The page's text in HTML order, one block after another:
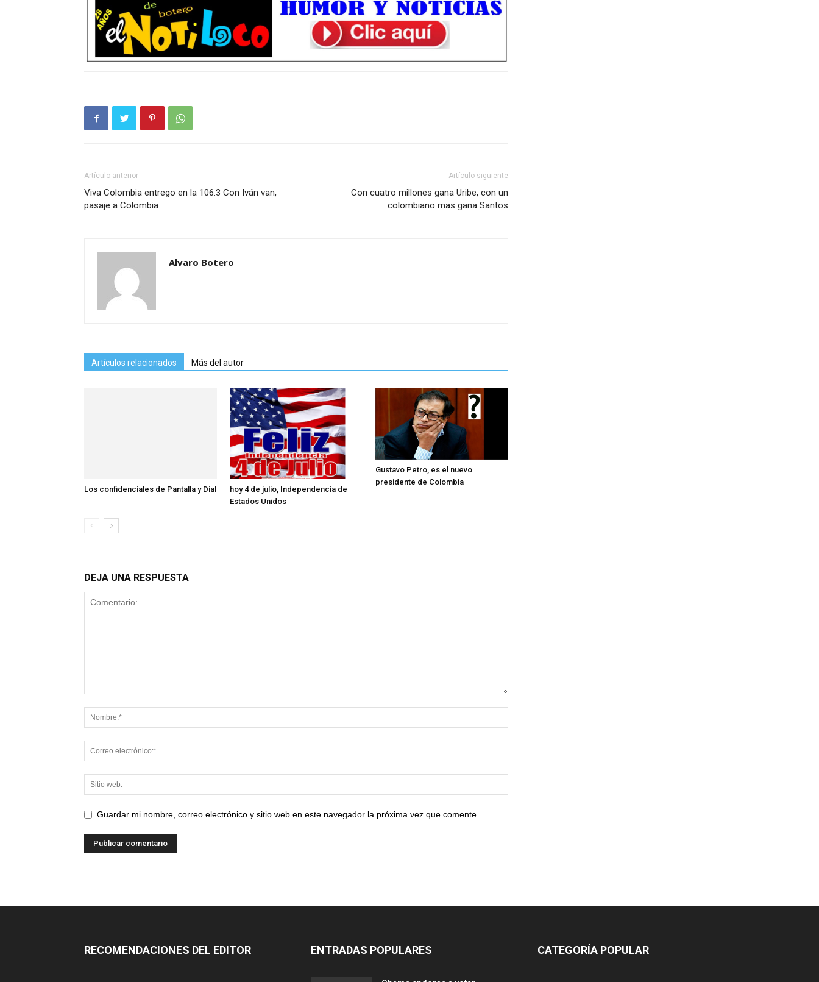
Artículo anterior
Viva Colombia entrego en la 106.3 Con Iván van,
pasaje a Colombia
Artículo siguiente
Con cuatro millones gana Uribe, con un
colombiano mas gana Santos
Alvaro Botero
Artículos relacionados Más del autor
Los confidenciales de Pantalla y Dial
hoy 4 de julio, Independencia de
Estados Unidos
Gustavo Petro, es el nuevo
presidente de Colombia
DEJA UNA RESPUESTA
Guardar mi nombre, correo electrónico y sitio web en este navegador la próxima vez que comente.
RECOMENDACIONES DEL EDITOR ENTRADAS POPULARES CATEGORÍA POPULAR